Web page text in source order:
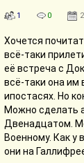
1 0
Хочется
всё-таки
её встреча с
всё-таки она им
ипостасях. Но
Можно сделать
Двенадцатом.
Военному. Как у
они на Галлифрее,